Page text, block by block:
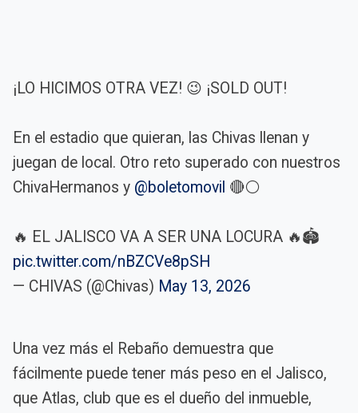
¡LO HICIMOS OTRA VEZ! 😉 ¡SOLD OUT!
En el estadio que quieran, las Chivas llenan y
juegan de local. Otro reto superado con nuestros
ChivaHermanos y @boletomovil 🔴⚪️
🔥 EL JALISCO VA A SER UNA LOCURA 🔥🏟️
pic.twitter.com/nBZCVe8pSH
— CHIVAS (@Chivas) May 13, 2026
Una vez más el Rebaño demuestra que
fácilmente puede tener más peso en el Jalisco,
que Atlas, club que es el dueño del inmueble,